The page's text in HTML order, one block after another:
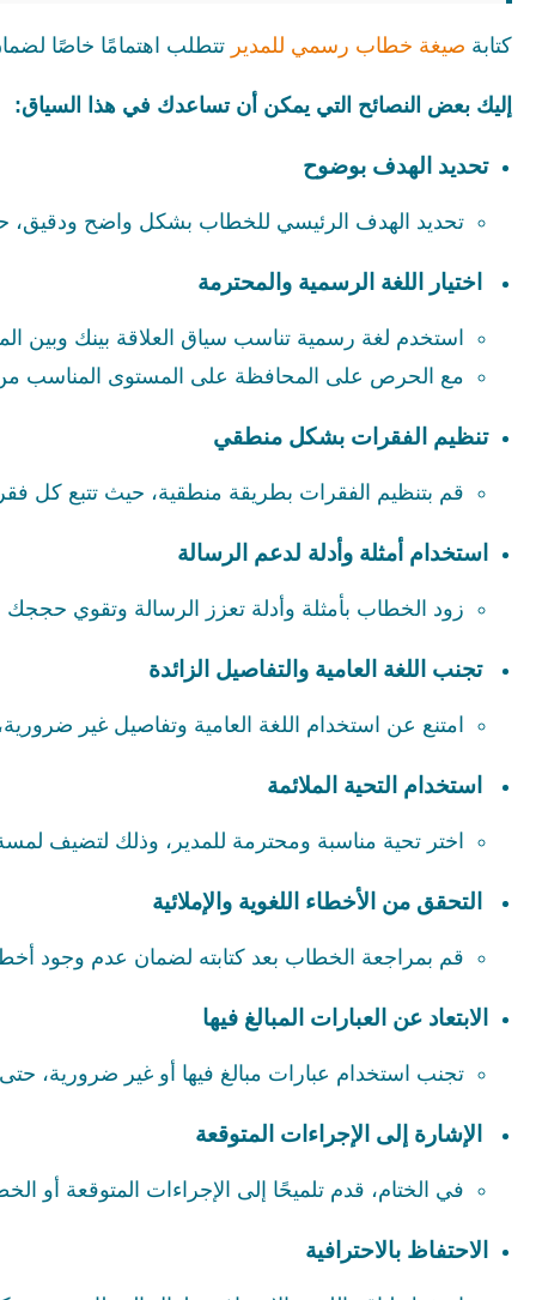
كتابة صيغة خطاب رسمي للمدير تتطلب اهتمامًا خاصًا
إليك بعض النصائح التي يمكن أن تساعدك في هذا السياق:
تحديد الهدف بوضوح
تحديد الهدف الرئيسي للخطاب بشكل واضح ودقيق،
اختيار اللغة الرسمية والمحترمة
استخدم لغة رسمية تناسب سياق العلاقة بينك وبين
مع الحرص على المحافظة على المستوى المناسب من
تنظيم الفقرات بشكل منطقي
قم بتنظيم الفقرات بطريقة منطقية، حيث تتبع كل
استخدام أمثلة وأدلة لدعم الرسالة
زود الخطاب بأمثلة وأدلة تعزز الرسالة وتقوي
تجنب اللغة العامية والتفاصيل الزائدة
امتنع عن استخدام اللغة العامية وتفاصيل غير
استخدام التحية الملائمة
اختر تحية مناسبة ومحترمة للمدير، وذلك لتضيف
التحقق من الأخطاء اللغوية والإملائية
قم بمراجعة الخطاب بعد كتابته لضمان عدم وجود
الابتعاد عن العبارات المبالغ فيها
تجنب استخدام عبارات مبالغ فيها أو غير ضرورية،
الإشارة إلى الإجراءات المتوقعة
في الختام، قدم تلميحًا إلى الإجراءات المتوقعة أو
الاحتفاظ بالاحترافية